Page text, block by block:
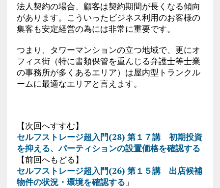
法人契約の場合、顧客は契約期間が長くなる傾向
があります。こういったビジネス利用のお客様の
集客も安定経営の為には非常に重要です。
つまり、タワーマンションの立つ地域で、更にオ
フィス街（特に書類保管を重んじる弁護士等士業
の事務所が多くあるエリア）は屋内型トランクル
ームに最適なエリアと言えます。
【次回へすすむ】
セルフストレージ超入門(28) 第１７講 初期投資
を抑える、パーティションの設置価格を確認する
【前回へもどる】
セルフストレージ超入門(26) 第１５講 出店候補
物件の状況・環境を確認する 」